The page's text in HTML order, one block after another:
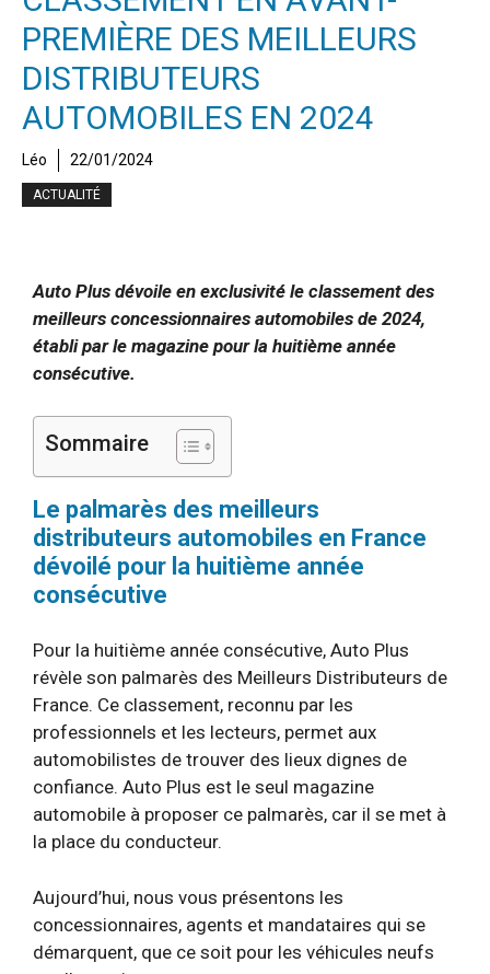
PREMIÈRE DES MEILLEURS
DISTRIBUTEURS
AUTOMOBILES EN 2024
Léo 22/01/2024
ACTUALITÉ
Auto Plus dévoile en exclusivité le classement des
meilleurs concessionnaires automobiles de 2024,
établi par le magazine pour la huitième année
consécutive.
Sommaire
Le palmarès des meilleurs
distributeurs automobiles en France
dévoilé pour la huitième année
consécutive
Pour la huitième année consécutive, Auto Plus
révèle son palmarès des Meilleurs Distributeurs de
France. Ce classement, reconnu par les
professionnels et les lecteurs, permet aux
automobilistes de trouver des lieux dignes de
confiance. Auto Plus est le seul magazine
automobile à proposer ce palmarès, car il se met à
la place du conducteur.
Aujourd’hui, nous vous présentons les
concessionnaires, agents et mandataires qui se
démarquent, que ce soit pour les véhicules neufs